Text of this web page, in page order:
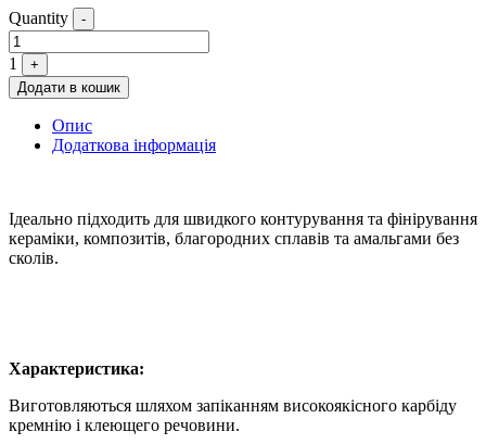
Quantity -
1
+
Додати в кошик
Опис
Додаткова інформація
Ідеально підходить для швидкого контурування та фінірування
кераміки, композитів, благородних сплавів та амальгами без
сколів.
Характеристика:
Виготовляються шляхом запіканням високоякісного карбіду
кремнію і клеющего речовини.